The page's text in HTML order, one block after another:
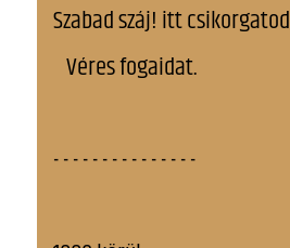
Szabad száj! itt csikorgatod
Véres fogaidat.
- - - - - - - - - - - - - - -